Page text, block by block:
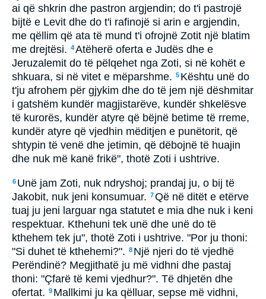
ai që shkrin dhe pastron argjendin; do t'i pastrojë
bijtë e Levit dhe do t'i rafinojë si arin e argjendin,
me qëllim që ata të mund t'i ofrojnë Zotit një blatim
me drejtësi. 4Atëherë oferta e Judës dhe e
Jeruzalemit do të pëlqehet nga Zoti, si në kohët e
shkuara, si në vitet e mëparshme. 5 Kështu unë do
t'ju afrohem për gjykim dhe do të jem një dëshmitar
i gatshëm kundër magjistarëve, kundër shkelësve
të kurorës, kundër atyre që bëjnë betime të rreme,
kundër atyre që vjedhin mëditjen e punëtorit, që
shtypin të venë dhe jetimin, që dëbojnë të huajin
dhe nuk më kanë frikë", thotë Zoti i ushtrive.
6 Unë jam Zoti, nuk ndryshoj; prandaj ju, o bij të
Jakobit, nuk jeni konsumuar. 7Që në ditët e etërve
tuaj ju jeni larguar nga statutet e mia dhe nuk i keni
respektuar. Kthehuni tek unë dhe unë do të
kthehem tek ju", thotë Zoti i ushtrive. "Por ju thoni:
"Si duhet të kthehemi?". 8 Një njeri do të vjedhë
Perëndinë? Megjithatë ju më vidhni dhe pastaj
thoni: "Çfarë të kemi vjedhur?". Të dhjetën dhe
ofertat. 9 Mallkimi ju ka qëlluar, sepse më vidhni,